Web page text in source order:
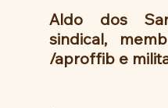
Aldo dos
sindical,
/aproffib e